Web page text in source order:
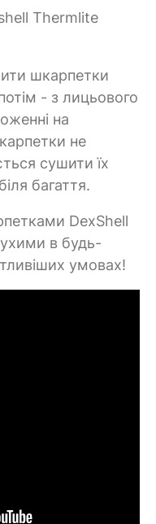
Thermlite
шкарпетки
- з лицьового
на
не
сушити їх
багаття.
DexShell
в будь-
умовах!